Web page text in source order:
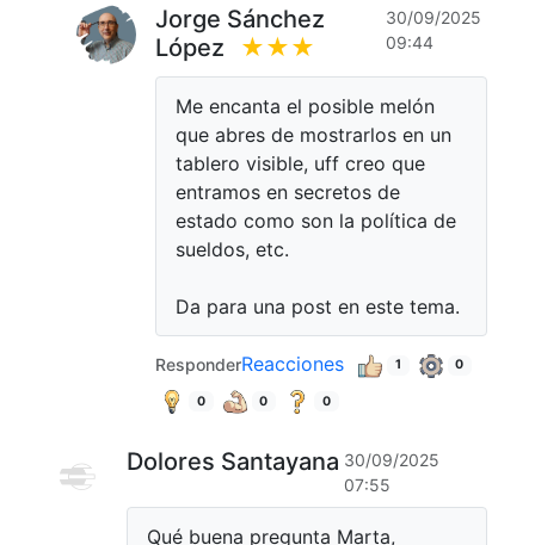
Jorge Sánchez
López
★★★
30/09/2025
09:44
Me encanta el posible melón
que abres de mostrarlos en un
tablero visible, uff creo que
entramos en secretos de
estado como son la política de
sueldos, etc.
Da para una post en este tema.
ResponderReacciones 1 0
0 0 0
Dolores Santayana 30/09/2025
07:55
Qué buena pregunta Marta,